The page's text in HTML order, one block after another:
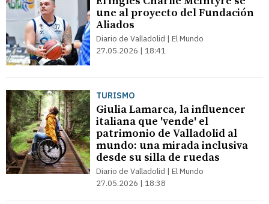
une al proyecto del Fundación
Aliados
Diario de Valladolid | El Mundo
27.05.2026 | 18:41
TURISMO
Giulia Lamarca, la influencer
italiana que 'vende' el
patrimonio de Valladolid al
mundo: una mirada inclusiva
desde su silla de ruedas
Diario de Valladolid | El Mundo
27.05.2026 | 18:38